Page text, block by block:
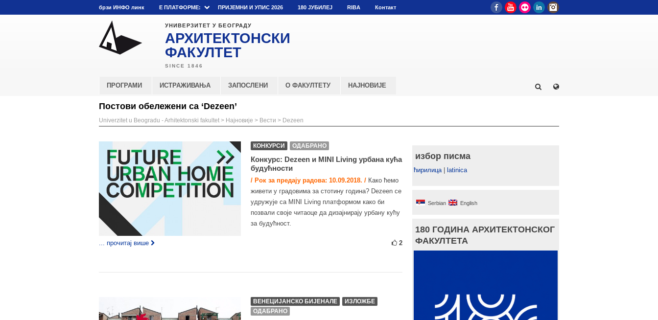
брзи ИНФО линк E ПЛАТФОРМЕ: ПРИЈЕМНИ И УПИС 2026 180 ЈУБИЛЕЈ RIBA Контакт FacebookYouTube
Flickr LinkedIn
УНИВЕРЗИТЕТ У БЕОГРАДУ
АРХИТЕКТОНСКИ
ФАКУЛТЕТ
ПРОГРАМИ ИСТРАЖИВАЊА ЗАПОСЛЕНИ О ФАКУЛТЕТУ НАЈНОВИЈЕ
Постови обележени са ‘Dezeen’
Univerzitet u Beogradu - Arhitektonski fakultet > Најновије > Вести > Dezeen
КОНКУРСИ ОДАБРАНО
Конкурс: Dezeen и MINI Living урбана кућа
будућности
/ Рок за предају радова: 10.09.2018. / Како ћемо
живети у градовима за стотину година? Dezeen се
удружује са MINI Living платформом како би
позвали своје читаоце да дизајнирају урбану кућу
за будућност.
... прочитај више 2
ВЕНЕЦИЈАНСКО БИЈЕНАЛЕ
ИЗЛОЖБЕ
ОДАБРАНО
избор писма
ћирилица| latinica
Serbian English
180 ГОДИНА АРХИТЕКТОНСКОГ
ФАКУЛТЕТА